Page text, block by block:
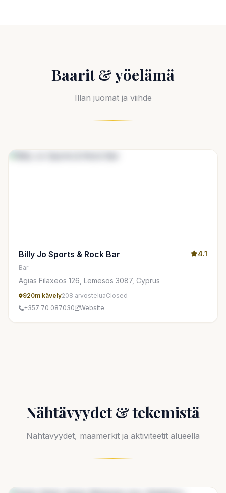
Baarit & yöelämä
Illan juomat ja viihde
Billy Jo Sports & Rock Bar 4.1
Bar
Agias Filaxeos 126, Lemesos 3087, Cyprus
920m kävely208 arvosteluaClosed
+357 70 087030
Website
Nähtävyydet & tekemistä
Nähtävyydet, maamerkit ja aktiviteetit alueella